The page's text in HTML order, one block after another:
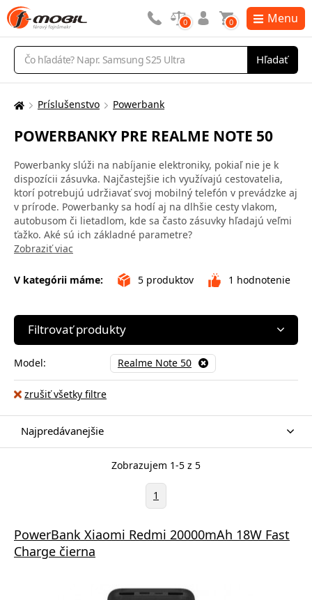
Vyhľadávanie
Hľadať
0 0 Menu
Tu
nachádzate:
Príslušenstvo Powerbank
POWERBANKY PRE REALME NOTE 50
Powerbanky slúži na nabíjanie elektroniky, pokiaľ nie je k
dispozícii zásuvka. Najčastejšie ich využívajú cestovatelia,
ktorí potrebujú udržiavať svoj mobilný telefón v prevádzke aj
v prírode. Powerbanky sa hodí aj na dlhšie cesty vlakom,
autobusom či lietadlom, kde sa často zásuvky hľadajú veľmi
ťažko. Aké sú ich základné parametre?
Zobraziť viac
V kategórii máme: 5 produktov 1 hodnotenie
Filtrovať produkty
Model: Realme Note 50
zrušiť všetky filtre
Najpredávanejšie
Zobrazujem 1-5 z 5
1
PowerBank Xiaomi Redmi 20000mAh 18W Fast
Charge čierna